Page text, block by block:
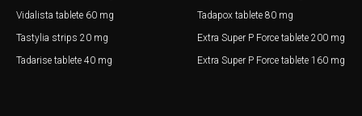
Vidalista tablete 60 mg
Tastylia strips 20 mg
Tadarise tablete 40 mg
Tadapox tablete 80 mg
Extra Super P Force tablete 200 mg
Extra Super P Force tablete 160 mg